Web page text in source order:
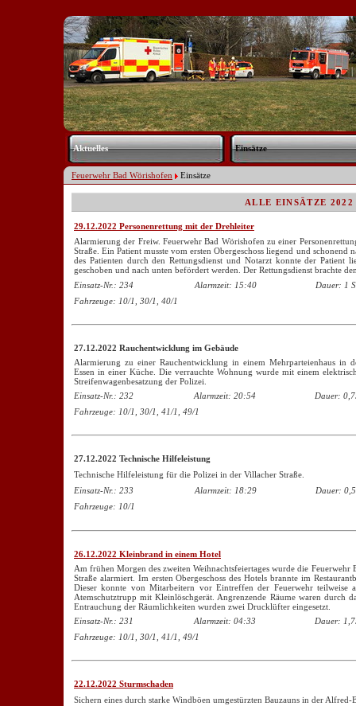
Navigation
überspringen
Aktuelles
Einsätze
Feuerwehr Bad Wörishofen Einsätze
ALLE EINSÄTZE
29.12.2022 Personenrettung mit der Drehleiter
Alarmierung der Freiw. Feuerwehr Bad Wörishofen zu einer
Straße. Ein Patient musste vom ersten Obergeschoss liegend und
des Patienten durch den Rettungsdienst und Notarzt konnte der Patient
geschoben und nach unten befördert werden. Der Rettungsdienst brachte
Einsatz-Nr.: 234
Alarmzeit: 15:40
Dauer: 1
Fahrzeuge: 10/1, 30/1, 40/1
27.12.2022 Rauchentwicklung im Gebäude
Alarmierung zu einer Rauchentwicklung in einem Mehrparteienhaus in
Essen in einer Küche. Die verrauchte Wohnung wurde mit einem
Streifenwagenbesatzung der Polizei.
Einsatz-Nr.: 232
Alarmzeit: 20:54
Dauer:
Fahrzeuge: 10/1, 30/1, 41/1, 49/1
27.12.2022 Technische Hilfeleistung
Technische Hilfeleistung für die Polizei in der Villacher Straße.
Einsatz-Nr.: 233
Alarmzeit: 18:29
Dauer:
Fahrzeuge: 10/1
26.12.2022 Kleinbrand in einem Hotel
Am frühen Morgen des zweiten Weihnachtsfeiertages wurde die
Straße alarmiert. Im ersten Obergeschoss des Hotels brannte im
Dieser konnte von Mitarbeitern vor Eintreffen der Feuerwehr teilweise
Atemschutztrupp mit Kleinlöschgerät. Angrenzende Räume waren durch
Entrauchung der Räumlichkeiten wurden zwei Drucklüfter eingesetzt.
Einsatz-Nr.: 231
Alarmzeit: 04:33
Dauer:
Fahrzeuge: 10/1, 30/1, 41/1, 49/1
22.12.2022 Sturmschaden
Sichern eines durch starke Windböen umgestürzten Bauzauns in der Alfred-